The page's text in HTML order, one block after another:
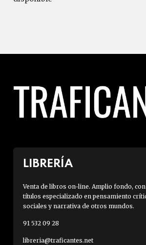
LIBRERÍA
Venta de libros on-line. Amplio fondo,
títulos especializado en pensamiento
sociales y narrativa de otros mundos.
91 532 09 28
libreria@traficantes.net